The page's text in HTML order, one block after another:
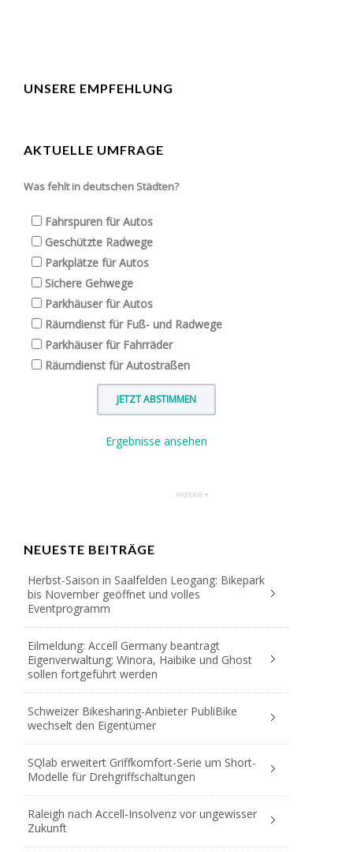
UNSERE EMPFEHLUNG
AKTUELLE UMFRAGE
Was fehlt in deutschen Städten?
Fahrspuren für Autos
Geschützte Radwege
Parkplätze für Autos
Sichere Gehwege
Parkhäuser für Autos
Räumdienst für Fuß- und Radwege
Parkhäuser für Fahrräder
Räumdienst für Autostraßen
Ergebnisse ansehen
NEUESTE BEITRÄGE
Herbst-Saison in Saalfelden Leogang: Bikepark
bis November geöffnet und volles
Eventprogramm
Eilmeldung: Accell Germany beantragt
Eigenverwaltung; Winora, Haibike und Ghost
sollen fortgeführt werden
Schweizer Bikesharing-Anbieter PubliBike
wechselt den Eigentümer
SQlab erweitert Griffkomfort-Serie um Short-
Modelle für Drehgriffschaltungen
Raleigh nach Accell-Insolvenz vor ungewisser
Zukunft